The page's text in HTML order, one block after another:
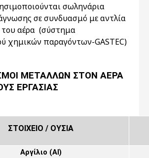
σωληνάρια
σε συνδυασμό με αντλία
αέρα (σύστημα
χημικών παραγόντων-GASTEC)
ΜΕΤΑΛΛΩΝ ΣΤΟΝ ΑΕΡΑ
ΕΡΓΑΣΙΑΣ
ΣΤΟΙΧΕΙΟ / ΟΥΣΙΑ
Αργίλιο (Al)